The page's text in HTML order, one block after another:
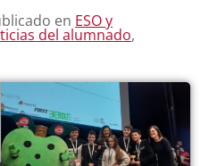
en ESO y
del alumnado,